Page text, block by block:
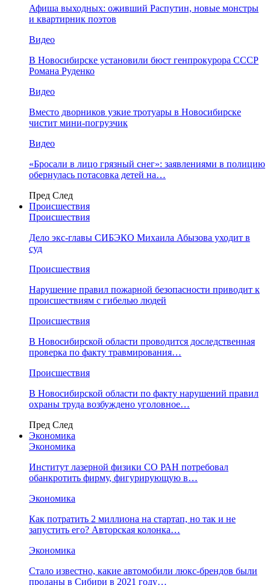
Афиша выходных: оживший Распутин, новые монстры
и квартирник поэтов
Видео
В Новосибирске установили бюст генпрокурора СССР
Романа Руденко
Видео
Вместо дворников узкие тротуары в Новосибирске
чистит мини-погрузчик
Видео
«Бросали в лицо грязный снег»: заявлениями в полицию
обернулась потасовка детей на…
Пред След
Происшествия
Происшествия
Дело экс-главы СИБЭКО Михаила Абызова уходит в
суд
Происшествия
Нарушение правил пожарной безопасности приводит к
происшествиям с гибелью людей
Происшествия
В Новосибирской области проводится доследственная
проверка по факту травмирования…
Происшествия
В Новосибирской области по факту нарушений правил
охраны труда возбуждено уголовное…
Пред След
Экономика
Экономика
Институт лазерной физики СО РАН потребовал
обанкротить фирму, фигурирующую в…
Экономика
Как потратить 2 миллиона на стартап, но так и не
запустить его? Авторская колонка…
Экономика
Стало известно, какие автомобили люкс-брендов были
проданы в Сибири в 2021 году…